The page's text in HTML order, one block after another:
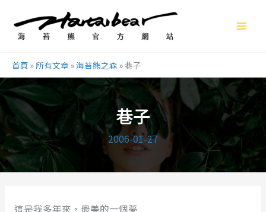
容
首頁 »所有文章 »海苔熊之森 »巷子
巷子
2006-01-27
這是我多年來，最美的一個夢